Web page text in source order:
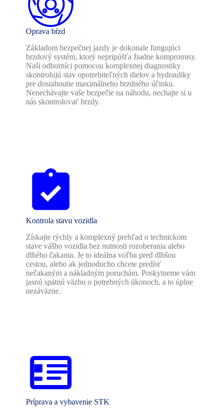
Oprava bŕzd
Základom bezpečnej jazdy je dokonale fungujúci
brzdový systém, ktorý nepripúšťa žiadne kompromisy.
Naši odborníci pomocou komplexnej diagnostiky
skontrolujú stav opotrebiteľných dielov a hydrauliky
pre dosiahnutie maximálneho brzdného účinku.
Nenechávajte vaše bezpečie na náhodu, nechajte si u
nás skontrolovať brzdy.
Kontrola stavu vozidla
Získajte rýchly a komplexný prehľad o technickom
stave vášho vozidla bez nutnosti rozoberania alebo
dlhého čakania. Je to ideálna voľba pred dlhšou
cestou, alebo ak jednoducho chcete predísť
nečakaným a nákladným poruchám. Poskytneme vám
jasnú spätnú väzbu o potrebných úkonoch, a to úplne
nezáväzne.
Príprava a vybavenie STK